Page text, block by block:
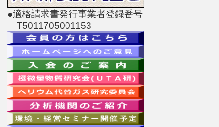
●適格請求書発行事業者登録番号
T5011705001153